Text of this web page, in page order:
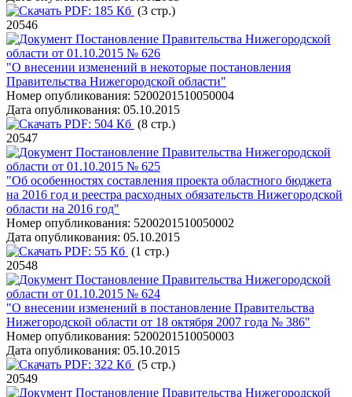
PDF: 185 Кб (3 стр.)
20546
Постановление Правительства Нижегородской
области от 01.10.2015 № 626
"О внесении изменений в некоторые постановления
Правительства Нижегородской области"
Номер опубликования: 5200201510050004
Дата опубликования: 05.10.2015
PDF: 504 Кб (8 стр.)
20547
Постановление Правительства Нижегородской
области от 01.10.2015 № 625
"Об особенностях составления проекта областного бюджета
на 2016 год и реестра расходных обязательств Нижегородской
области на 2016 год"
Номер опубликования: 5200201510050002
Дата опубликования: 05.10.2015
PDF: 55 Кб (1 стр.)
20548
Постановление Правительства Нижегородской
области от 01.10.2015 № 624
"О внесении изменений в постановление Правительства
Нижегородской области от 18 октября 2007 года № 386"
Номер опубликования: 5200201510050003
Дата опубликования: 05.10.2015
PDF: 322 Кб (5 стр.)
20549
Постановление Правительства Нижегородской